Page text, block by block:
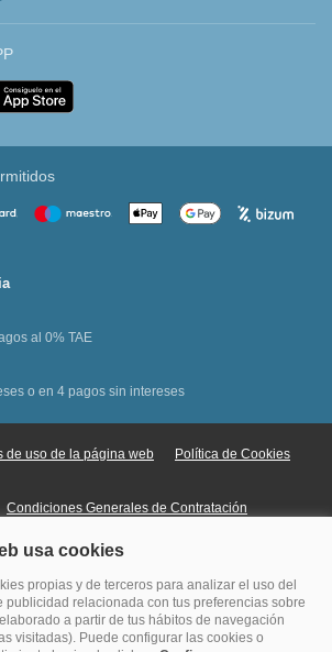
al 0% TAE
o en 4 pagos sin intereses
de uso de la página web Política de Cookies
Condiciones Generales de Contratación
en Línea
en hoteles © Copyright Veturis Travel S.A.
Autorización nº I-AV0000879.4 Tel: +34